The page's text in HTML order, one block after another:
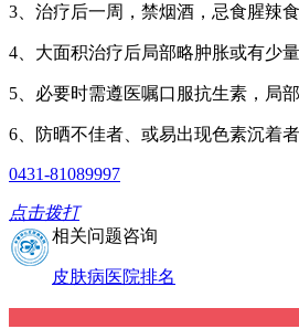
3、治疗后一周，禁烟酒，忌食腥辣
4、大面积治疗后局部略肿胀或有少
5、必要时需遵医嘱口服抗生素，局
6、防晒不佳者、或易出现色素沉着
0431-81089997
点击拨打
相关问题咨询
皮肤病医院排名